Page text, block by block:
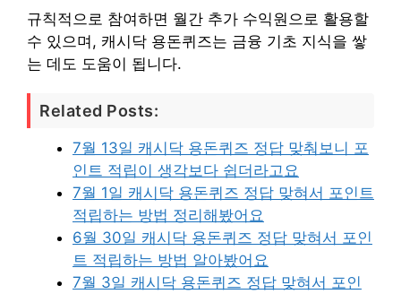
규칙적으로 참여하면 월간 추가 수익원으로 활용할
수 있으며, 캐시닥 용돈퀴즈는 금융 기초 지식을 쌓
는 데도 도움이 됩니다.
Related Posts:
7월 13일 캐시닥 용돈퀴즈 정답 맞춰보니 포
인트 적립이 생각보다 쉽더라고요
7월 1일 캐시닥 용돈퀴즈 정답 맞혀서 포인트
적립하는 방법 정리해봤어요
6월 30일 캐시닥 용돈퀴즈 정답 맞혀서 포인
트 적립하는 방법 알아봤어요
7월 3일 캐시닥 용돈퀴즈 정답 맞혀서 포인